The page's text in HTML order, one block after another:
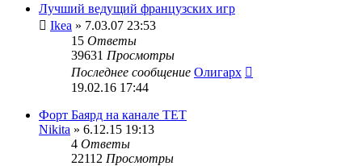
Лучший ведущий французских игр
Ikea » 7.03.07 23:53
15 Ответы
39631 Просмотры
Последнее сообщение Олигарх
19.02.16 17:44
Форт Баярд на канале ТЕТ
Nikita » 6.12.15 19:13
4 Ответы
22112 Просмотры